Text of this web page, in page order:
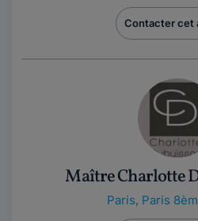
Contacter cet
Maître Charlotte
Paris, Paris